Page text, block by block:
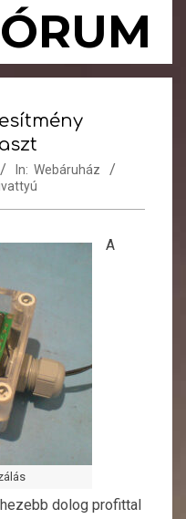
In: Webáruház
A
dolog profittal